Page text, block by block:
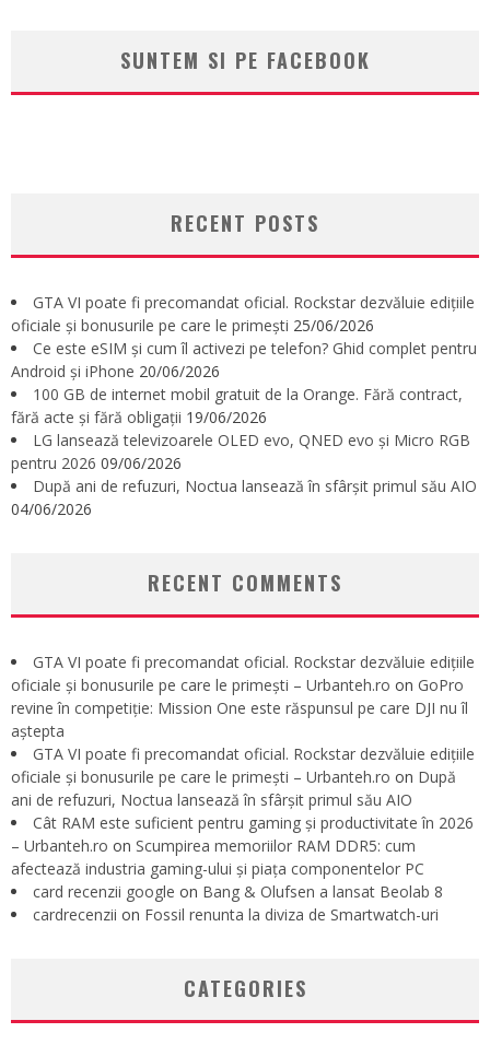
SUNTEM SI PE FACEBOOK
RECENT POSTS
GTA VI poate fi precomandat oficial. Rockstar dezvăluie edițiile
oficiale și bonusurile pe care le primești 25/06/2026
Ce este eSIM și cum îl activezi pe telefon? Ghid complet pentru
Android și iPhone 20/06/2026
100 GB de internet mobil gratuit de la Orange. Fără contract,
fără acte și fără obligații 19/06/2026
LG lansează televizoarele OLED evo, QNED evo și Micro RGB
pentru 2026 09/06/2026
După ani de refuzuri, Noctua lansează în sfârșit primul său AIO
04/06/2026
RECENT COMMENTS
GTA VI poate fi precomandat oficial. Rockstar dezvăluie edițiile
oficiale și bonusurile pe care le primești – Urbanteh.ro on GoPro
revine în competiție: Mission One este răspunsul pe care DJI nu îl
aștepta
GTA VI poate fi precomandat oficial. Rockstar dezvăluie edițiile
oficiale și bonusurile pe care le primești – Urbanteh.ro on După
ani de refuzuri, Noctua lansează în sfârșit primul său AIO
Cât RAM este suficient pentru gaming și productivitate în 2026
– Urbanteh.ro on Scumpirea memoriilor RAM DDR5: cum
afectează industria gaming-ului și piața componentelor PC
card recenzii google on Bang & Olufsen a lansat Beolab 8
cardrecenzii on Fossil renunta la diviza de Smartwatch-uri
CATEGORIES